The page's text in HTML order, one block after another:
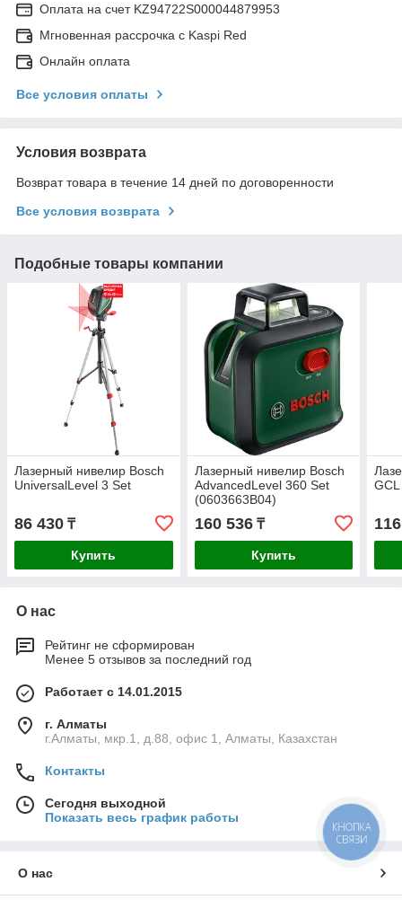
Оплата на счет KZ94722S000044879953
Мгновенная рассрочка с Kaspi Red
Онлайн оплата
Все условия оплаты
Условия возврата
Возврат товара в течение 14 дней по договоренности
Все условия возврата
Подобные товары компании
Лазерный нивелир Bosch
UniversalLevel 3 Set
86 430 ₸
Купить
Лазерный нивелир Bosch
AdvancedLevel 360 Set
(0603663B04)
160 536₸
Купить
О нас
Рейтинг не сформирован
Менее 5 отзывов за последний год
Работает с 14.01.2015
г. Алматы
г.Алматы, мкр.1, д.88, офис 1, Алматы, Казахстан
Контакты
Сегодня выходной
Показать весь график работы
О нас
КНОПКА
СВЯЗИ